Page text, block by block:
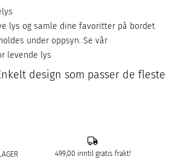
lys og samle dine favoritter på bordet
under oppsyn. Se vår
levende lys
design som passer de fleste
499,00 inntil gratis frakt!